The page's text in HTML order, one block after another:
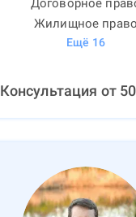
Договорное
Жилищное право
Ещё 16
Консультация от